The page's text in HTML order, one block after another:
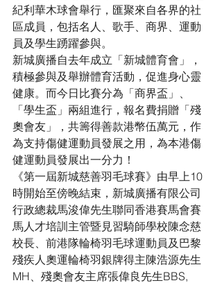
紀利華木球會舉行，匯聚來自各界的社
區成員，包括名人、歌手、商界、運動
員及學生踴躍參與。
新城廣播自去年成立「新城體育會」，
積極參與及舉辦體育活動，促進身心靈
健康。而今日比賽分為「商界盃」、
「學生盃」兩組進行，報名費捐贈「殘
奧會友」，共籌得善款港幣伍萬元，作
為支持傷健運動員發展之用，為本港傷
健運動員發展出一分力！
《第一屆新城慈善羽毛球賽》由早上10
時開始至傍晚結束，新城廣播有限公司
行政總裁馬浚偉先生聯同香港賽馬會賽
馬人才培訓主管暨見習騎師學校陳念慈
校長、前港隊輪椅羽毛球運動員及巴黎
殘疾人奧運輪椅羽銀牌得主陳浩源先生
MH、殘奧會友主席張偉良先生BBS,